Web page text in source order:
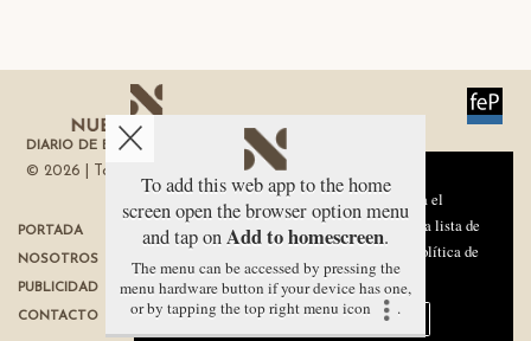
DIARIO DE ECONOMÍA DE LA REGIÓN DE MURCIA
© 2026 | Todos los derechos reservados
PORTADA
NOSOTROS
PUBLICIDAD
CONTACTO
TÉRMINOS DE USO
PROTECCIÓN DE DATOS
POLÍTICA DE COOKIES
To add this web app to the home
screen open the browser option menu
and tap onAdd to homescreen.
The menu can be accessed by pressing the
menu hardware button if your device has one,
or by tapping the top right menu icon
.
Aviso sobre el Uso de cookies:
Utilizamos cookies nuestras y de terceros para el
funcionamiento del digital. Puedes consultar la lista de
cookies y como desconectarlas.Ver nuestra Política de
Privacidad y Cookies
Aceptar Cookies
Personalizar